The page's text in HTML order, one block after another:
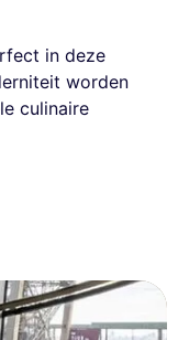
in deze
worden
culinaire